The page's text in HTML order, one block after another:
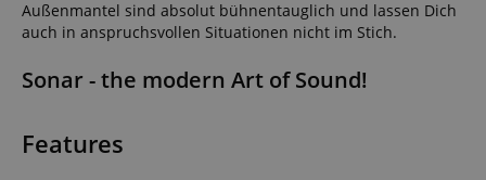
Außenmantel sind absolut bühnentauglich und lassen Dich
auch in anspruchsvollen Situationen nicht im Stich.
Sonar - the modern Art of Sound!
Features